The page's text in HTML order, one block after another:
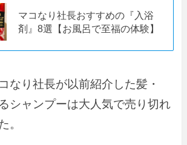
マコなり社長おすすめの『入浴
剤』8選【お風呂で至福の体験】
なり社長が以前紹介した髪・
シャンプーは大人気で売り切れ
。